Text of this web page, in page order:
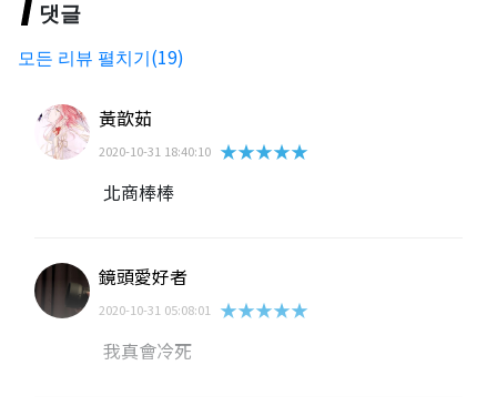
댓글
모든 리뷰 펼치기(19)
黃歆茹
2020-10-31 18:40:10 ★★★★★
北商棒棒
鏡頭愛好者
2020-10-31 05:08:01
★★★★★
我真會冷死